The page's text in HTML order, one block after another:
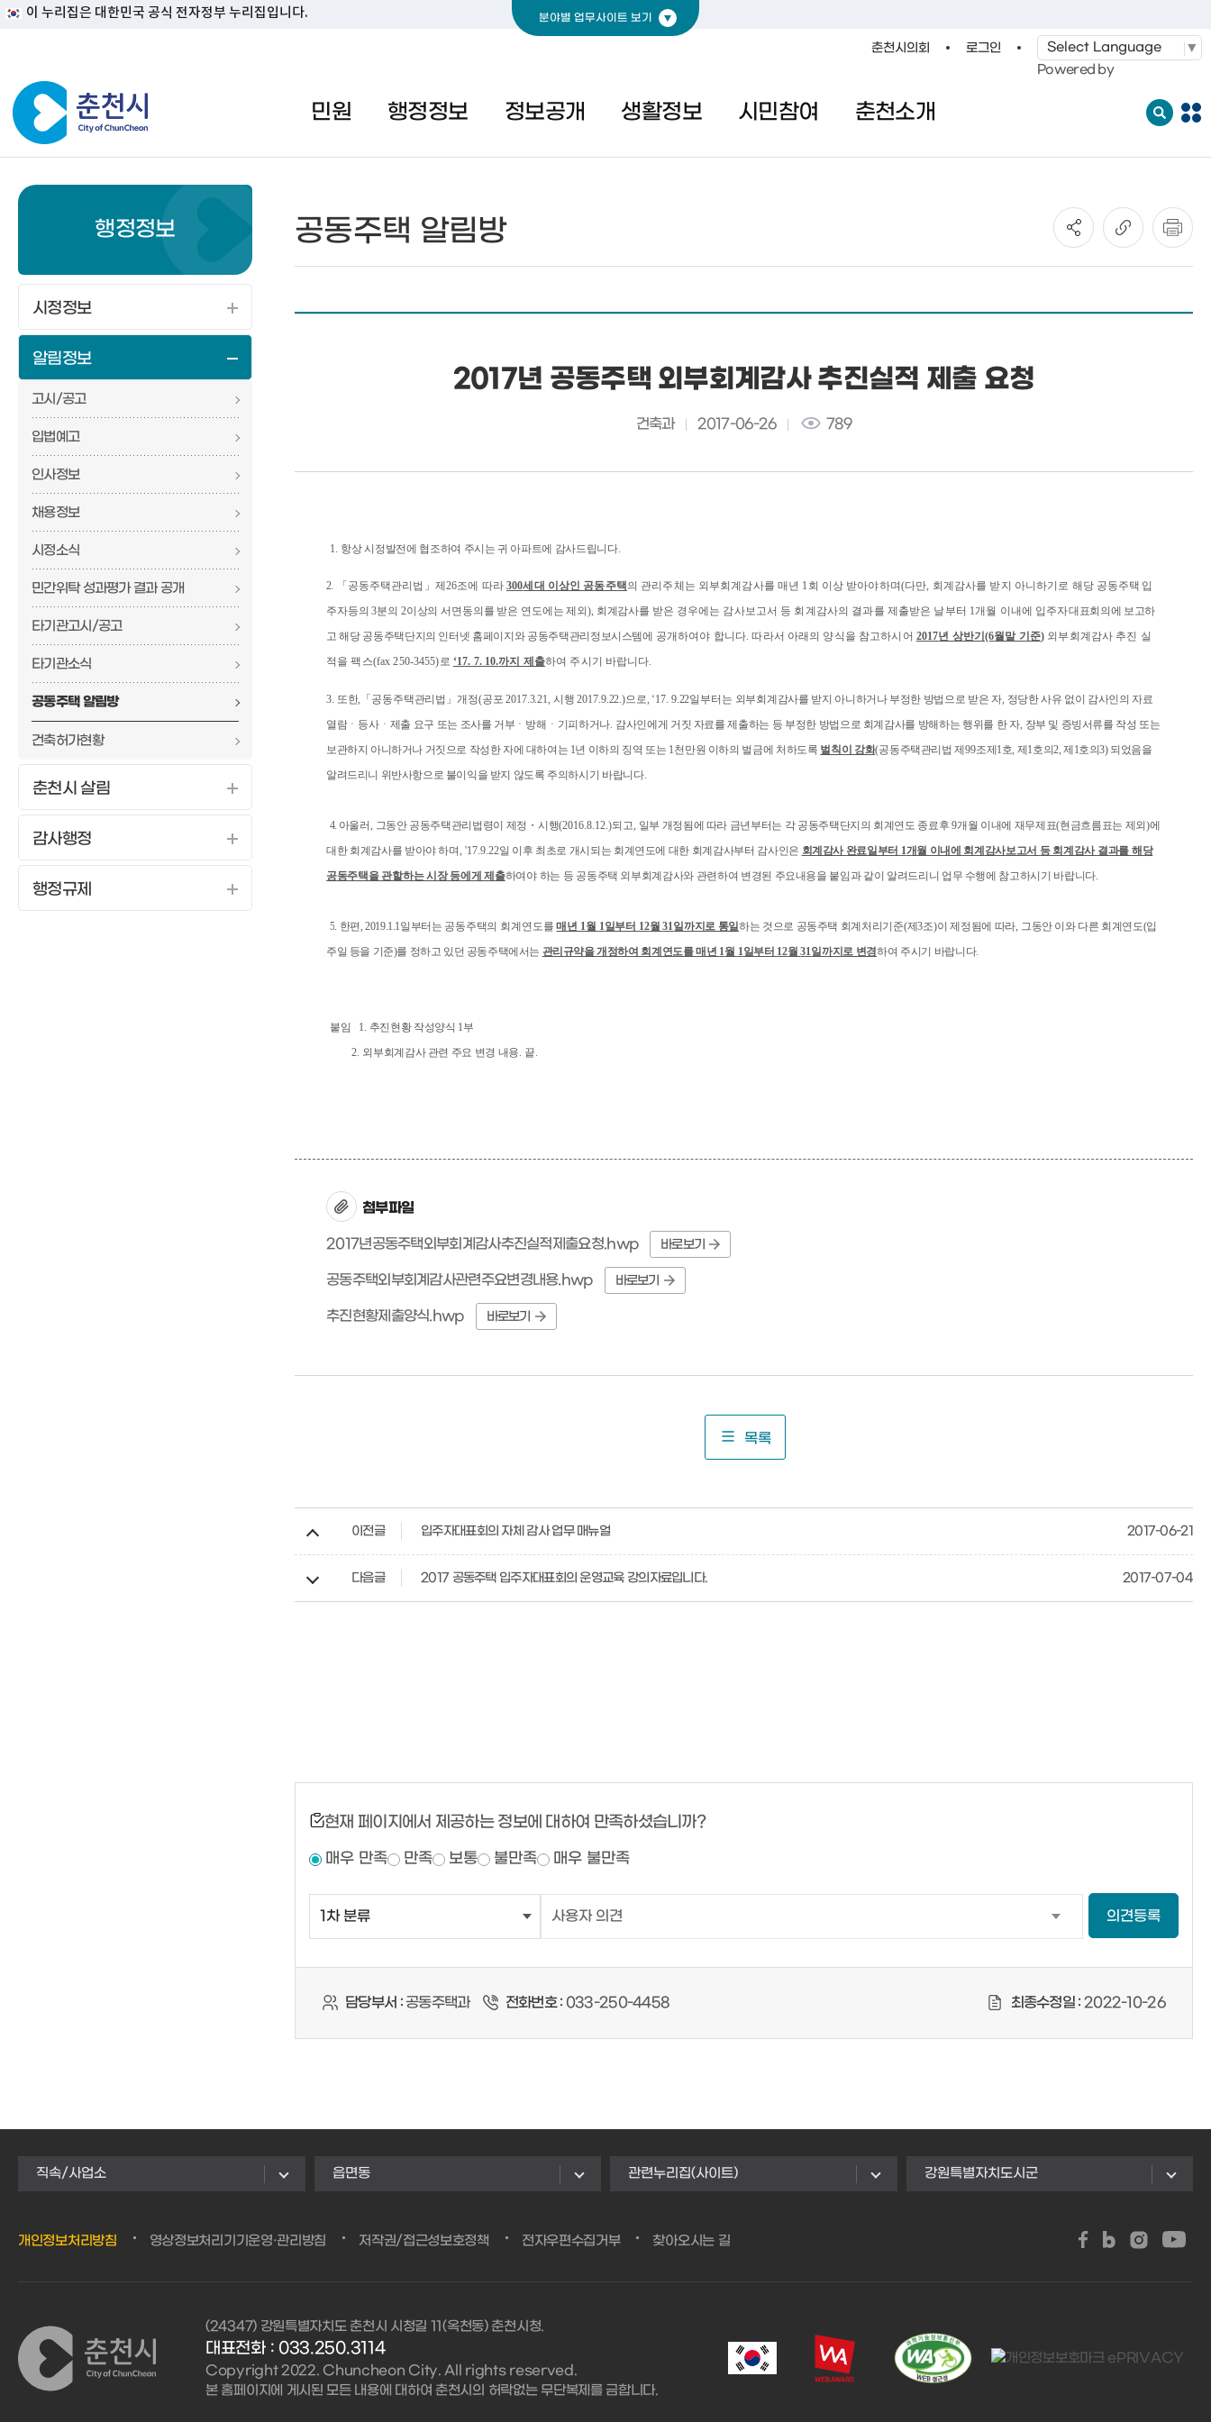
관광 춘천시청
분야별 업무사이트 보기
이 누리집은 대한민국 공식 전자정부 누리집입니다.
춘천시의회
로그인
Powered by
민원 행정정보 정보공개 생활정보 시민참여 춘천소개
전
행정정보
시정정보
알림정보
고시/공고
입법예고
인사정보
채용정보
시정소식
민간위탁 성과평가 결과 공개
타기관고시/공고
타기관소식
공동주택 알림방
건축허가현황
춘천시 살림
감사행정
행정규제
공동주택 알림방
2017년 공동주택 외부회계감사 추진실적 제출 요청
건축과 2017-06-26 789
1. 항상 시정발전에 협조하여 주시는 귀 아파트에 감사드립니다.
2. 「 공동주택관리법 」 제 26조에 따라 300세대 이상인 공동주택 의 관리주체는 외부회계감사를 매년 1 회 이상 받아야하며(다만, 회계감사를 받지 아니하기로 해당 공동주택 입
주자등의3분의 2이상의 서면동의를 받은 연도에는 제외), 회계감사를 받은 경우에는 감사보고서 등 회계감사의 결과를 제출받은 날부터 1개월 이내에 입주자대 표회의에 보고하
고 해당 공동주택단지의 인터넷 홈페이지와 공동주택관리정보시스템에 공개하여야 합니다.따라서 아래의 양식을 참고하시어 2017년 상반기(6월말 기준) 외부회계감사 추진 실
적을 팩스(fax 250-3455)로 ‘17. 7. 10.까지 제출하여 주시기 바랍니다.
3. 또한 「공동주택관리법 」 개정(공포2017.3.21, 시행2017.9.22.)으로 , ‘17. 9.22일부터는 외부회계감사를 받지 아니하거나 부정한 방법으로 받은 자, 정당한 사유 없이 감사인의 자료
열람 ㆍ 등사ㆍ 제출 요구 또는 조사를 거부 ㆍ 방해 ㆍ 기피하거나. 감사인에게 거짓 자료를 제출하는 등 부정한 방법으로 회계감사를 방해하는 행위를 한 자, 장부 및 증빙서류를 작성 또는
보관하지 아니하거나 거짓으로 작성한 자에 대하여는 1년 이하의 징역 또는 1 천만원 이하의 벌금에 처하도록 벌칙이 강화(공동주택관리법 제99조제1 호 제1 호의2, 제1호의3) 되었음을
알려드리니 위반사항으로 불이익을 받지 않도록 주의하시기 바랍니다.
4. 아울러 그동안 공동주택관리법령이 제정 ・ 시행(2016.8.12.)되고 일부 개정됨에 따라 금년부터는 각 공동주택단지의 회계연도 종료후9개월 이내에 재무제표(현금흐름표는 제외)에
대한 회계감사를 받아야 하며 , '17.9.22일 이후 최초로 개시되는 회계연도에 대한 회계감사부터 감사인은 회계감사 완료일부터 1개월 이내에 회계감사보고서 등 회계감사 결과를 해당
공동주택을 관할하는 시장 등에게 제출하여야 하는 등 공동주택 외부회계감사와 관련하여 변경된 주요내용을 붙임과 같이 알려드리니 업무 수행에 참고하시기 바랍니다.
5 한편 , 2019.1.1 일부터는 공동주택의 회계연도를매년 1 월 1 일부터 12월31 일까지로 통일하는 것으로 공동주택 회계처리기준(제3조)이 제정됨에 따라, 그동안 이와 다른 회계연도(입
주일 등을 기준)를 정하고 있던 공동주택에서는 관리규약을 개정하여 회계연도를 매년 1 월 1 일부터 12월31 일까지로 변경하여 주시기 바랍니다.
붙임 1. 추진현황 작성양식 1 부
2. 외부회계감사 관련 주요 변경 내용 끝
첨부파일
2017년공동주택외부회계감사추진실적제출요청.hwp 바로보기
공동주택외부회계감사관련주요변경내용.hwp 바로보기
추진현황제출양식.hwp 바로보기
목록
이전글 입주자대표회의 자체 감사 업무 매뉴얼 2017-06-21
다음글 2017 공동주택 입주자대표회의 운영교육 강의자료입니다. 2017-07-04
현재 페이지에서 제공하는 정보에 대하여 만족하셨습니까?
매우 만족 만족 보통 불만족 매우 불만족
의견등록
담당부서 :공동주택과 전화번호 : 033-250-4458 최종수정일 : 2022-10-26
직속/사업소 읍면동 관련누리집(사이트) 강원특별자치도시군
개인정보처리방침 영상정보처리기기운영·관리방침 저작권/접근성보호정책 전자우편수집거부 찾아오시는 길
(24347) 강원특별자치도 춘천시 시청길 11(옥천동) 춘천시청.
대표전화 : 033.250.3114
Copyright 2022. Chuncheon City. All rights reserved.
본 홈페이지에 게시된 모든 내용에 대하여 춘천시의 허락없는 무단복제를 금합니다.